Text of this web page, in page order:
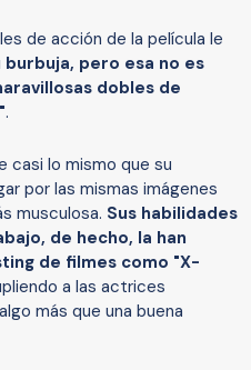
de acción de la película le
pero esa no es
dobles de
.
casi lo mismo que su
por las mismas imágenes
musculosa. Sus habilidades
de hecho, la han
de filmes como "X-
a las actrices
más que una buena